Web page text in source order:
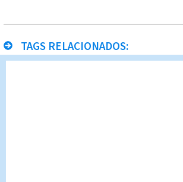
TAGS RELACIONADOS:
Queda prohibida la reproducción total
autorizada constituye una infracción y